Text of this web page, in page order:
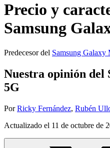
Precio y
Samsung
Predecesor del Samsung Galaxy
Nuestra opinión del
5G
Por Ricky Fernández, Rubén
Actualizado el 11 de octubre de